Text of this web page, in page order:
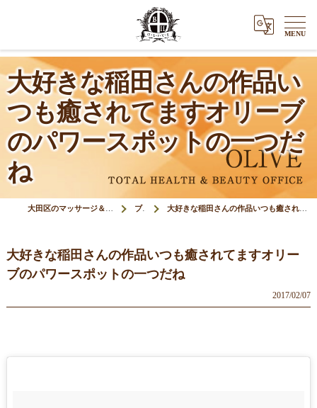
大好きな稲田さんの作品い
つも癒されてますオリーブ
のパワースポットの一つだ
ね
ブログ 大好きな稲田さんの作品いつも癒されてますオリーブのパワースポットの一つだね
大好きな稲田さんの作品いつも癒されてますオリー
ブのパワースポットの一つだね
2017/02/07